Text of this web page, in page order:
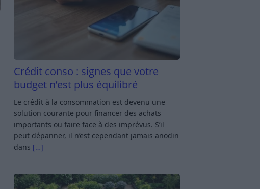
Crédit conso : signes que votre
budget n’est plus équilibré
Le crédit à la consommation est devenu une
solution courante pour financer des achats
importants ou faire face à des imprévus. S’il
peut dépanner, il n’est cependant jamais anodin
dans […]